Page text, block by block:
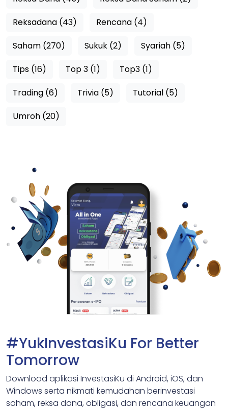
Reksadana (43)
Rencana (4)
Saham (270)
Sukuk (2)
Syariah (5)
Tips (16)
Top 3 (1)
Top3 (1)
Trading (6)
Trivia (5)
Tutorial (5)
Umroh (20)
#YukInvestasiKu For Better
Tomorrow
Download aplikasi InvestasiKu di Android, iOS, dan
Windows serta nikmati kemudahan berinvestasi
saham, reksa dana, obligasi, dan rencana keuangan